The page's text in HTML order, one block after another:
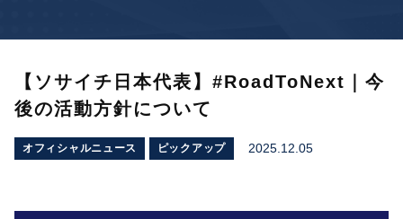
【ソサイチ日本代表】#RoadToNext｜今
後の活動方針について
オフィシャルニュース ピックアップ 2025.12.05